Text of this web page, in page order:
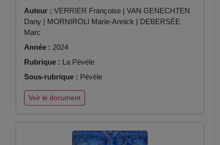
Auteur : VERRIER Françoise | VAN GENECHTEN
Dany | MORNIROLI Marie-Annick | DEBERSÉE
Marc
Année : 2024
Rubrique : La Pévèle
Sous-rubrique : Pévèle
Voir le document